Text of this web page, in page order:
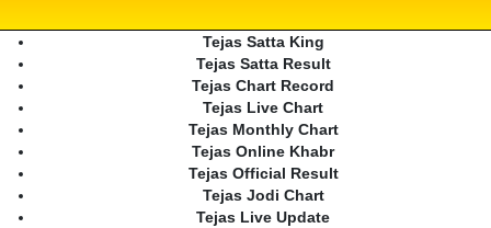
Tejas Satta King
Tejas Satta Result
Tejas Chart Record
Tejas Live Chart
Tejas Monthly Chart
Tejas Online Khabr
Tejas Official Result
Tejas Jodi Chart
Tejas Live Update